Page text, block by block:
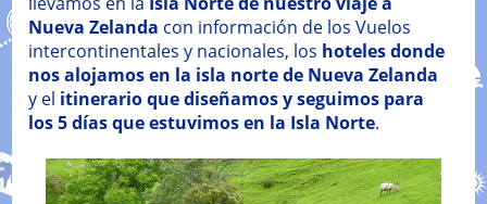
Nueva Zelanda con información de los Vuelos
intercontinentales y nacionales, los hoteles donde
nos alojamos en la isla norte de Nueva Zelanda
y el itinerario que diseñamos y seguimos para
los 5 días que estuvimos en la Isla Norte.